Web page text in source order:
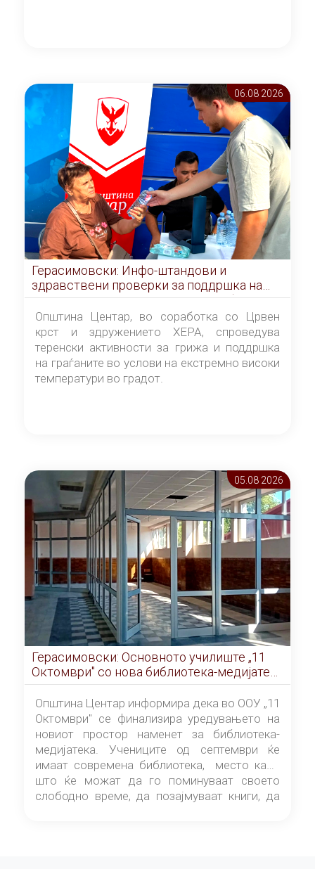
06.08 2026
Герасимовски: Инфо-штандови и
здравствени проверки за поддршка на
граѓаните во услови на топлотен бран
Општина Центар, во соработка со Црвен
крст и здружението ХЕРА, спроведува
теренски активности за грижа и поддршка
на граѓаните во услови на екстремно високи
температури во градот.
05.08 2026
Герасимовски: Основното училиште „11
Октомври" со нова библиотека-медијатека
од септември
Општина Центар информира дека во ООУ „11
Октомври" се финализира уредувањето на
новиот простор наменет за библиотека-
медијатека. Учениците од септември ќе
имаат современа библиотека, место каде
што ќе можат да го поминуваат своето
слободно време, да позајмуваат книги, да